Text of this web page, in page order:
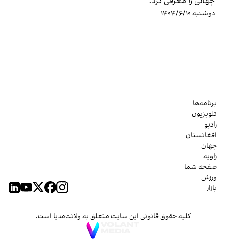
دوشنبه ۱۴۰۴/۶/۱۰
برنامه‌ها
تلویزیون
رادیو
افغانستان
جهان
زاویه
صفحه شما
ورزش
بازار
کلیه حقوق قانونی این سایت متعلق به ولانت‌مدیا است.